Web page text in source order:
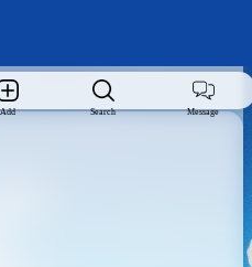
Add Search Message